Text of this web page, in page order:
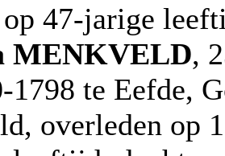
47-jarige
MENKVELD,
1798 te Eefde,
overleden op